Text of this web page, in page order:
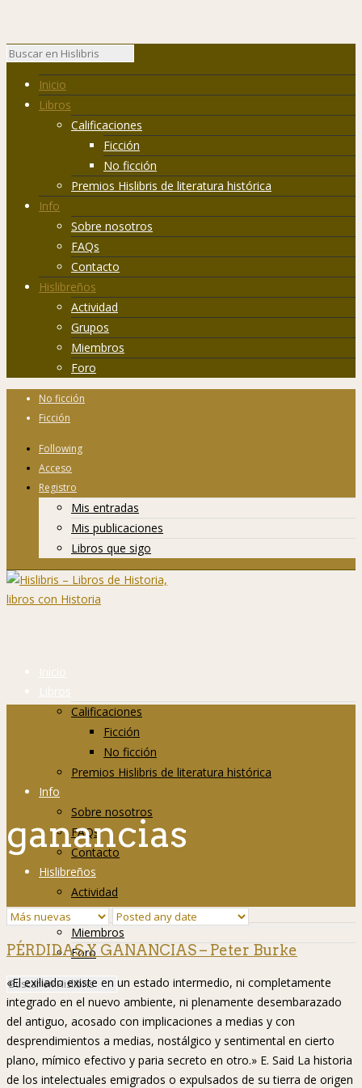
Inicio
Libros
Calificaciones
Ficción
No ficción
Premios Hislibris de literatura histórica
Info
Sobre nosotros
FAQs
Contacto
Hislibreños
Actividad
Grupos
Miembros
Foro
No ficción
Ficción
Following
Acceso
Registro
Mis entradas
Mis publicaciones
Libros que sigo
Inicio
Libros
Calificaciones
Ficción
No ficción
Premios Hislibris de literatura histórica
Info
Sobre nosotros
FAQs
Contacto
Hislibreños
Actividad
Grupos
Miembros
Foro
ganancias
PÉRDIDAS Y GANANCIAS – Peter Burke
«El exiliado existe en un estado intermedio, ni completamente
integrado en el nuevo ambiente, ni plenamente desembarazado
del antiguo, acosado con implicaciones a medias y con
desprendimientos a medias, nostálgico y sentimental en cierto
plano, mímico efectivo y paria secreto en otro.» E. Said La historia
de los intelectuales emigrados o expulsados de su tierra de origen